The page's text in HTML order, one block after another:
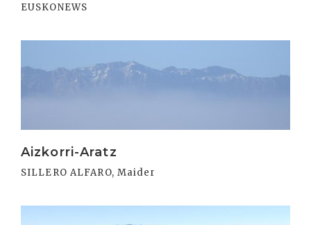
EUSKONEWS
Aizkorri-Aratz
SILLERO ALFARO, Maider